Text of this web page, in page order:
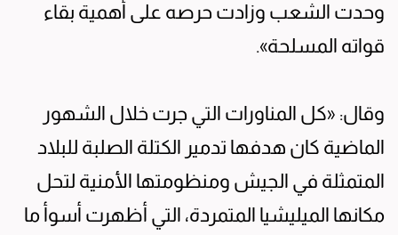
وحدت الشعب وزادت حرصه على أهمية بقاء
قواته المسلحة».
وقال: «كل المناورات التي جرت خلال الشهور
الماضية كان هدفها تدمير الكتلة الصلبة للبلاد
المتمثلة في الجيش ومنظومتها الأمنية لتحل
مكانها الميليشيا المتمردة، التي أظهرت أسوأ ما